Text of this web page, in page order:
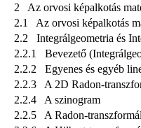
2 Az orvosi képalkotás
2.1 Az orvosi képalkotás
2.2 Integrálgeometria és
2.2.1 Bevezető
2.2.2 Egyenes és egyéb
2.2.3 A 2D Radon-
2.2.4 A szinogram
2.2.5 A Radon-